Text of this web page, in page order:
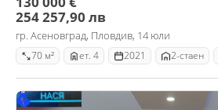
254 257,90 лв
гр. Асеновград, Пловдив, 14 юли
70 м² ет. 4 2021 2-стаен